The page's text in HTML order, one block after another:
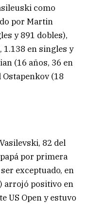
como
por Martin
y 891 dobles),
en singles y
(16 años, 36 en
(18
82 del
por primera
exceptuado, en
arrojó positivo en
US Open y estuvo